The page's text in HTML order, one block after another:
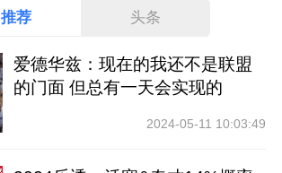
推荐 头条
爱德华兹：现在的我还不是联盟
的门面 但总有一天会实现的
2024-05-11 10:03:49